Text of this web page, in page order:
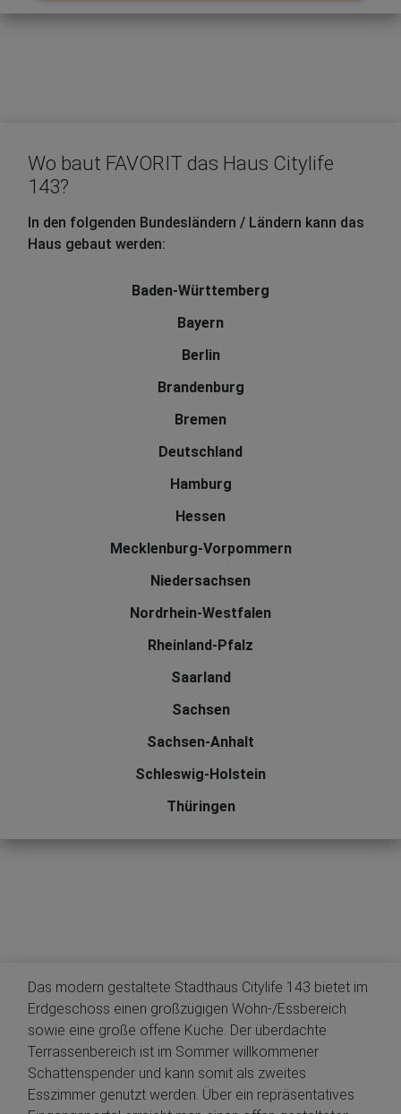
Wo baut FAVORIT das Haus Citylife
143?
In den folgenden Bundesländern / Ländern kann das
Haus gebaut werden:
Baden-Württemberg
Bayern
Berlin
Brandenburg
Bremen
Deutschland
Hamburg
Hessen
Mecklenburg-Vorpommern
Niedersachsen
Nordrhein-Westfalen
Rheinland-Pfalz
Saarland
Sachsen
Sachsen-Anhalt
Schleswig-Holstein
Thüringen
Das modern gestaltete Stadthaus Citylife 143 bietet im
Erdgeschoss einen großzügigen Wohn-/Essbereich
sowie eine große offene Küche. Der überdachte
Terrassenbereich ist im Sommer willkommener
Schattenspender und kann somit als zweites
Esszimmer genutzt werden. Über ein repräsentatives